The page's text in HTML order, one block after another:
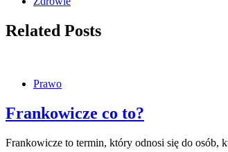
Related Posts
Prawo
Frankowicze co to?
Frankowicze to termin, który odnosi się do osób,